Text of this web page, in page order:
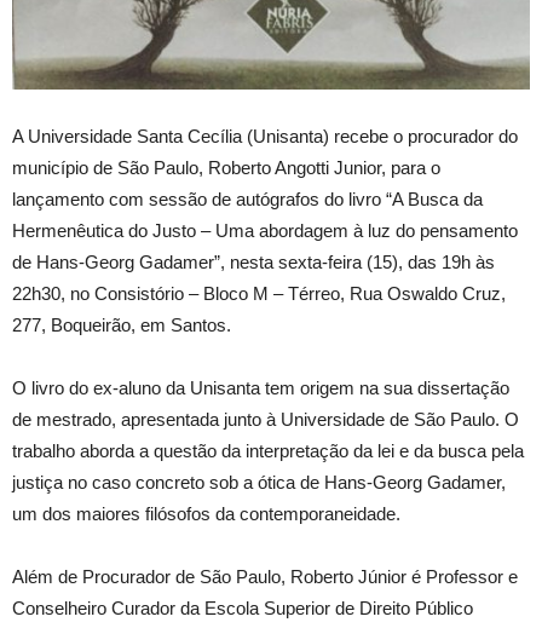
A Universidade Santa Cecília (Unisanta) recebe o procurador do
município de São Paulo, Roberto Angotti Junior, para o
lançamento com sessão de autógrafos do livro “A Busca da
Hermenêutica do Justo – Uma abordagem à luz do pensamento
de Hans-Georg Gadamer”, nesta sexta-feira (15), das 19h às
22h30, no Consistório – Bloco M – Térreo, Rua Oswaldo Cruz,
277, Boqueirão, em Santos.
O livro do ex-aluno da Unisanta tem origem na sua dissertação
de mestrado, apresentada junto à Universidade de São Paulo. O
trabalho aborda a questão da interpretação da lei e da busca pela
justiça no caso concreto sob a ótica de Hans-Georg Gadamer,
um dos maiores filósofos da contemporaneidade.
Além de Procurador de São Paulo, Roberto Júnior é Professor e
Conselheiro Curador da Escola Superior de Direito Público